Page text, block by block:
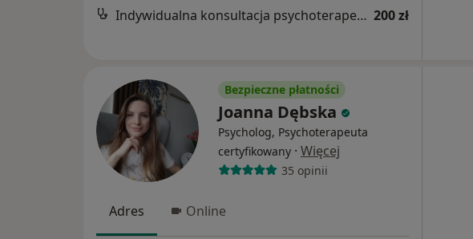
Indywidualna konsultacja psychoterapeutyczna 200 zł
Bezpieczne płatności
Joanna Dębska
Psycholog, Psychoterapeuta
certyfikowany · Więcej
35 opinii
Adres Online